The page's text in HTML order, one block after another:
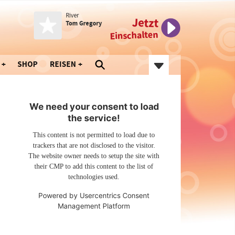
River
Tom Gregory
Jetzt
Einschalten
SHOP REISEN
We need your consent to load
the service!
This content is not permitted to load due to
trackers that are not disclosed to the visitor.
The website owner needs to setup the site with
their CMP to add this content to the list of
technologies used.
Powered by Usercentrics Consent
Management Platform